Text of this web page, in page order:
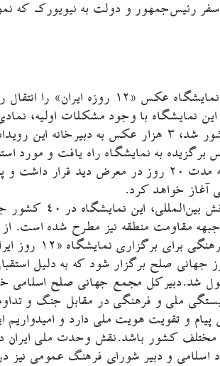
رئیس‌جمهور و دولت به نیویورک که
وی هدف از برپایی نمایشگاه عکس
نمایشگاه با وجود مشکلات اولیه،
فرهنگی و هنری کشور شد، ۳ هزار عکس به
۳۰۰ عکس برگزیده به نمایشگاه راه یافت و
تهران افتتاح شد و به مدت ۲۰ روز در معرض
خواهد کرد.
عامری افزود:
جبهه مقاومت منطقه نیز مطرح شده است.
هنرمندان و
جهانی صلح برگزار شود که به دلیل
ملی و فرهنگی در مقابل جنگ و
پیام و تقویت هویت ملی دارد و
مختلف کشور باشد.نقش وحدت ملی ایران
اسلامی و دبیر شورای فرهنگ عمومی نیز